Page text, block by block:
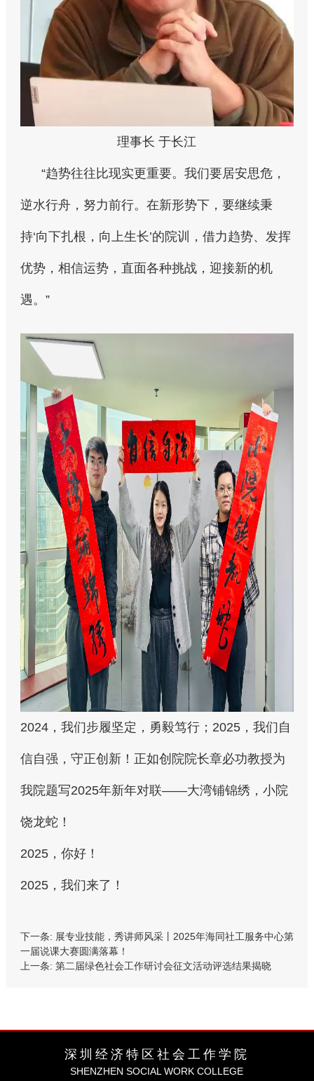
理事长 于长江
“趋势往往比现实更重要。我们要居安思危，
逆水行舟，努力前行。在新形势下，要继续秉
持‘向下扎根，向上生长’的院训，借力趋势、发挥
优势，相信运势，直面各种挑战，迎接新的机
遇。”
2024，我们步履坚定，勇毅笃行；2025，我们自
信自强，守正创新！正如创院院长章必功教授为
我院题写2025年新年对联——大湾铺锦绣，小院
饶龙蛇！
2025，你好！
2025，我们来了！
下一条: 展专业技能，秀讲师风采丨2025年海同社工服务中心第
一届说课大赛圆满落幕！
上一条: 第二届绿色社会工作研讨会征文活动评选结果揭晓
深圳经济特区社会工作学院
SHENZHEN SOCIAL WORK COLLEGE